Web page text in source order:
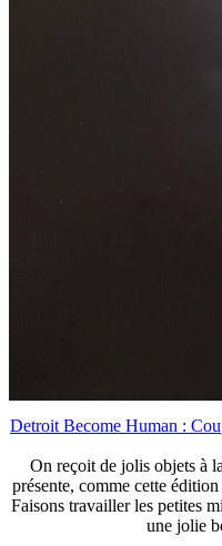
Detroit Become Human :
On reçoit de jolis objets à
présente, comme cette
Faisons travailler les petites
une jolie